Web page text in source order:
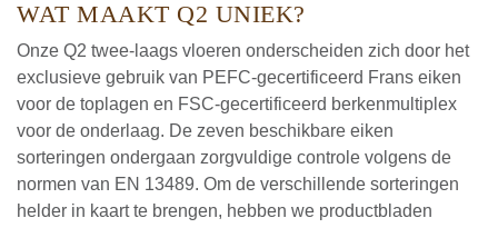
WAT MAAKT Q2 UNIEK?
Onze Q2 twee-laags vloeren onderscheiden zich door het
exclusieve gebruik van PEFC-gecertificeerd Frans eiken
voor de toplagen en FSC-gecertificeerd berkenmultiplex
voor de onderlaag. De zeven beschikbare eiken
sorteringen ondergaan zorgvuldige controle volgens de
normen van EN 13489. Om de verschillende sorteringen
helder in kaart te brengen, hebben we productbladen